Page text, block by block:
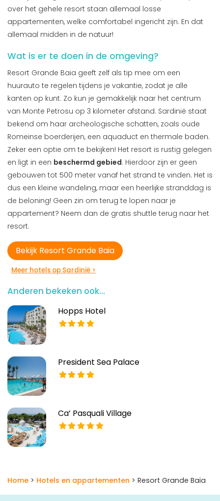
over het gehele resort staan allemaal losse
appartementen, welke comfortabel ingericht zijn. En dat
allemaal midden in de natuur!
Wat is er te doen in de omgeving?
Resort Grande Baia geeft zelf als tip mee om een
huurauto te regelen tijdens je vakantie, zodat je alle
kanten op kunt. Zo kun je gemakkelijk naar het centrum
van Monte Petrosu op 3 kilometer afstand. Sardinië staat
bekend om haar archeologische schatten, zoals oude
Romeinse boerderijen, een aquaduct en thermale baden.
Zeker een optie om te bekijken! Het resort is rustig gelegen
en ligt in een beschermd gebied. Hierdoor zijn er geen
gebouwen tot 500 meter vanaf het strand te vinden. Het is
dus een kleine wandeling, maar een heerlijke stranddag is
de beloning! Geen zin om terug te lopen naar je
appartement? Neem dan de gratis shuttle terug naar het
resort.
Bekijk Resort Grande Baia
Meer hotels op Sardinië >
Anderen bekeken ook...
Hopps Hotel
President Sea Palace
Ca’ Pasquali Village
Home > Hotels en appartementen > Resort Grande Baia